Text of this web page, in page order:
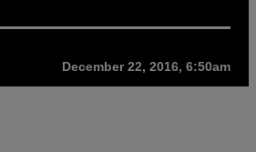
December 22, 2016, 6:50am